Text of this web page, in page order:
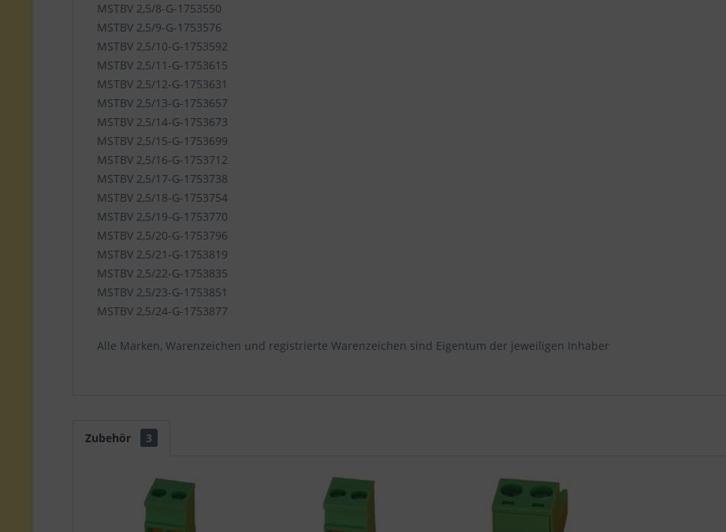
MSTBV 2,5/8-G-1753550
MSTBV 2,5/9-G-1753576
MSTBV 2,5/10-G-1753592
MSTBV 2,5/11-G-1753615
MSTBV 2,5/12-G-1753631
MSTBV 2,5/13-G-1753657
MSTBV 2,5/14-G-1753673
MSTBV 2,5/15-G-1753699
MSTBV 2,5/16-G-1753712
MSTBV 2,5/17-G-1753738
MSTBV 2,5/18-G-1753754
MSTBV 2,5/19-G-1753770
MSTBV 2,5/20-G-1753796
MSTBV 2,5/21-G-1753819
MSTBV 2,5/22-G-1753835
MSTBV 2,5/23-G-1753851
MSTBV 2,5/24-G-1753877
Alle Marken, Warenzeichen und registrierte Warenzeichen sind Eigentum der jeweiligen Inhaber
Zubehör 3